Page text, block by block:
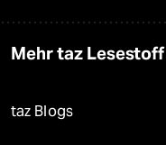
Mehr taz Lesestoff
taz Blogs